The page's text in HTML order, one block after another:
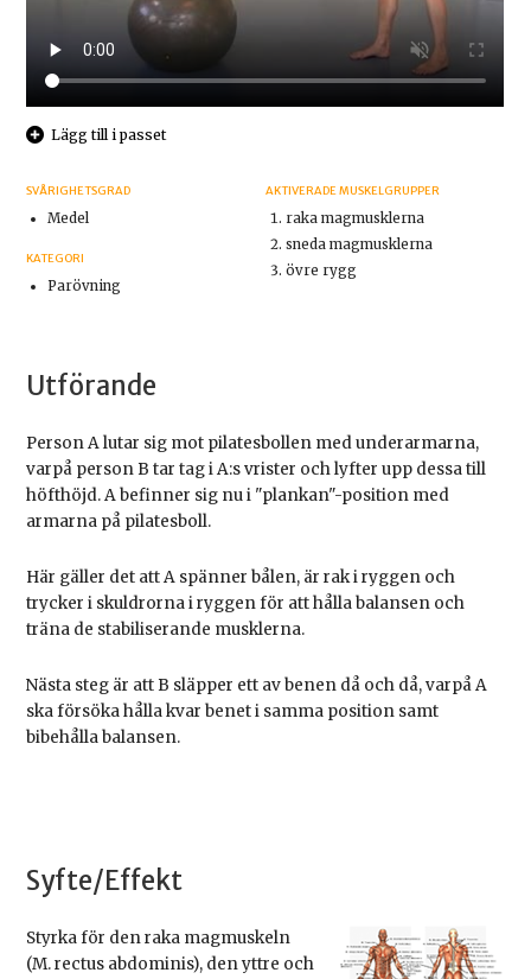
Lägg till i passet
SVÅRIGHETSGRAD
Medel
KATEGORI
Parövning
AKTIVERADE MUSKELGRUPPER
raka magmusklerna
sneda magmusklerna
övre rygg
Utförande
Person A lutar sig mot pilatesbollen med underarmarna,
varpå person B tar tag i A:s vrister och lyfter upp dessa till
höfthöjd. A befinner sig nu i "plankan"-position med
armarna på pilatesboll.
Här gäller det att A spänner bålen, är rak i ryggen och
trycker i skuldrorna i ryggen för att hålla balansen och
träna de stabiliserande musklerna.
Nästa steg är att B släpper ett av benen då och då, varpå A
ska försöka hålla kvar benet i samma position samt
bibehålla balansen.
Syfte/Effekt
Styrka för den raka magmuskeln
(M. rectus abdominis), den yttre och